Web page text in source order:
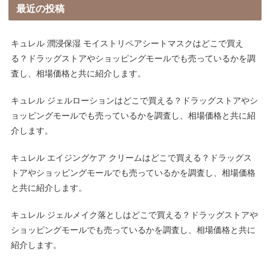
最近の投稿
キュレル 潤浸保湿 モイストリペアシートマスクはどこで買え
る？ドラッグストアやショッピングモールでも売っているかを調
査し、相場価格と共に紹介します。
キュレル ジェルローションはどこで買える？ドラッグストアやシ
ョッピングモールでも売っているかを調査し、相場価格と共に紹
介します。
キュレル エイジングケア クリームはどこで買える？ドラッグス
トアやショッピングモールでも売っているかを調査し、相場価格
と共に紹介します。
キュレル ジェルメイク落としはどこで買える？ドラッグストアや
ショッピングモールでも売っているかを調査し、相場価格と共に
紹介します。